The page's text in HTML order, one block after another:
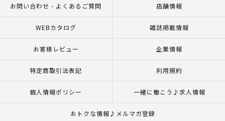
お問い合わせ - よくあるご質問 店舗情報
WEBカタログ 雑誌掲載情報
お客様レビュー 企業情報
特定商取引法表記 利用規約
個人情報ポリシー 一緒に働こう♪求人情報
おトクな情報♪メルマガ登録